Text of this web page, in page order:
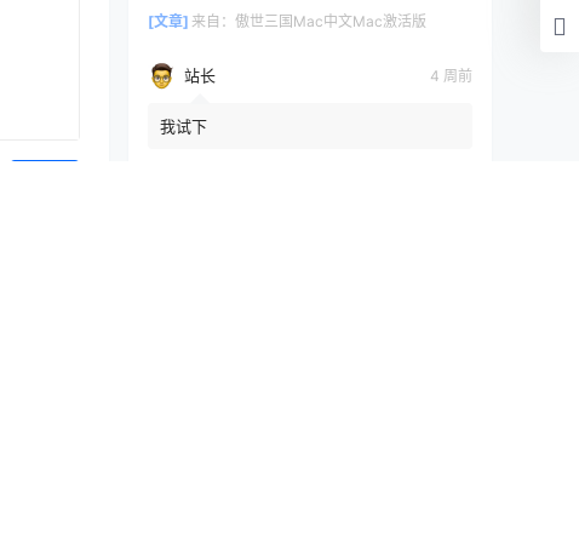
[文章] 来自： 傲世三国Mac中文Mac激活版
站长 4 周前
我试下